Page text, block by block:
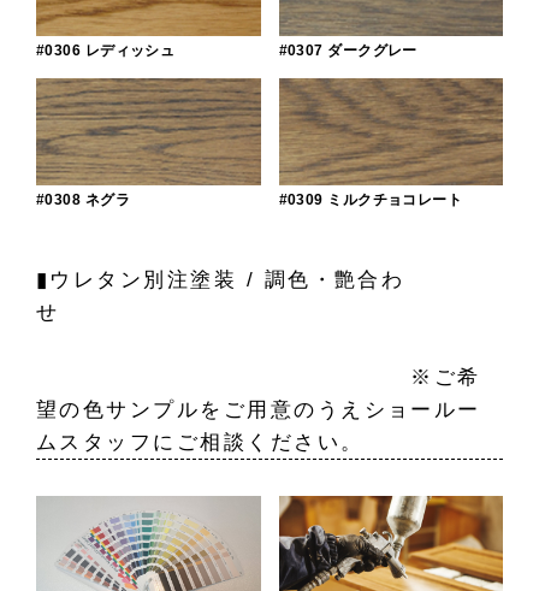
#0306 レディッシュ #0307 ダークグレー
#0308 ネグラ #0309 ミルクチョコレート
▮ウレタン別注塗装 / 調色・艶合わ
せ
※ご希
望の色サンプルをご用意のうえショールー
ムスタッフにご相談ください。